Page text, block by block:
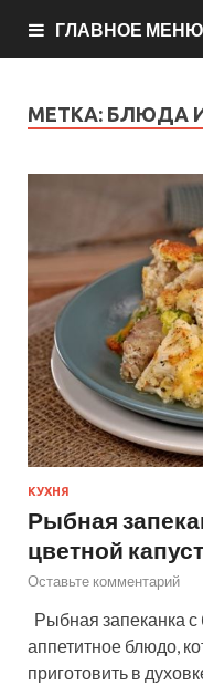
ГЛАВНОЕ МЕНЮ
МЕТКА: БЛЮДА
КУХНЯ
Рыбная
цветной
Оставьте комментарий
Рыбная запеканка с
аппетитное блюдо,
приготовить в